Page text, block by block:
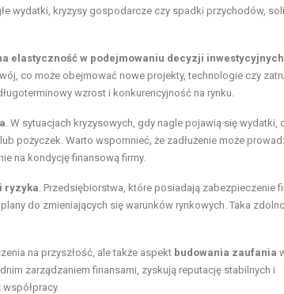
wydatki, kryzysy gospodarcze czy spadki przychodów,
elastyczność w podejmowaniu decyzji inwestycyjnych
co może obejmować nowe projekty, technologie czy
wzrost i konkurencyjność na rynku.
. W sytuacjach kryzysowych, gdy nagle pojawią się wydatki,
pożyczek. Warto wspomnieć, że zadłużenie może
na kondycję finansową firmy.
ryzyka . Przedsiębiorstwa, które posiadają zabezpieczenie
do zmieniających się warunków rynkowych. Taka
na przyszłość, ale także aspekt budowania zaufania
zarządzaniem finansami, zyskują reputację stabilnych i